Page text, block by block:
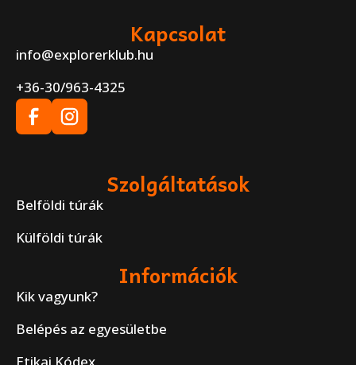
Kapcsolat
info@explorerklub.hu
+36-30/963-4325
Szolgáltatások
Belföldi túrák
Külföldi túrák
Információk
Kik vagyunk?
Belépés az egyesületbe